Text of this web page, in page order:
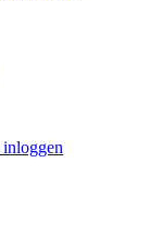
inloggen